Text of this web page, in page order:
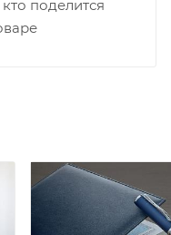
поделится